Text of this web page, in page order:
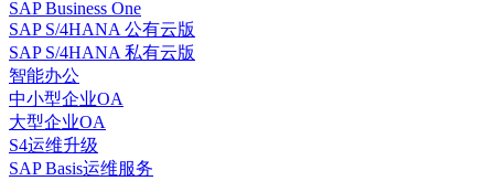
SAP Business One
SAP S/4HANA 公有云版
SAP S/4HANA 私有云版
智能办公
中小型企业OA
大型企业OA
S4运维升级
SAP Basis运维服务